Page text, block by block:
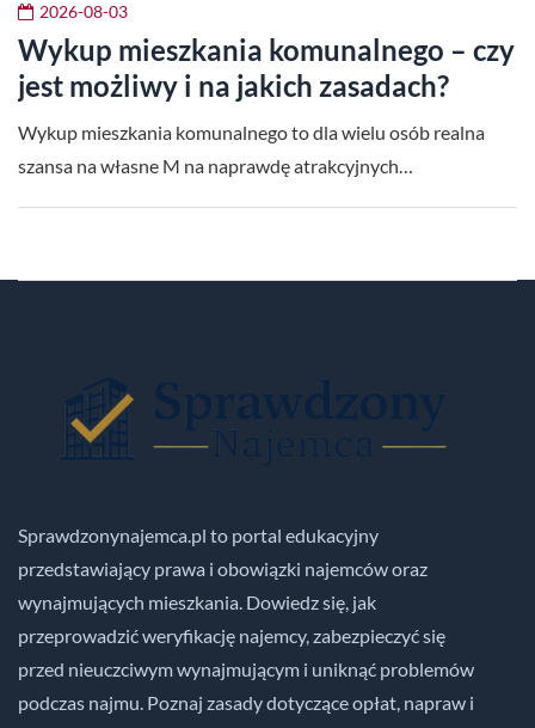
2026-08-03
Wykup mieszkania komunalnego – czy
jest możliwy i na jakich zasadach?
Wykup mieszkania komunalnego to dla wielu osób realna
szansa na własne M na naprawdę atrakcyjnych…
Sprawdzonynajemca.pl to portal edukacyjny
przedstawiający prawa i obowiązki najemców oraz
wynajmujących mieszkania. Dowiedz się, jak
przeprowadzić weryfikację najemcy, zabezpieczyć się
przed nieuczciwym wynajmującym i uniknąć problemów
podczas najmu. Poznaj zasady dotyczące opłat, napraw i